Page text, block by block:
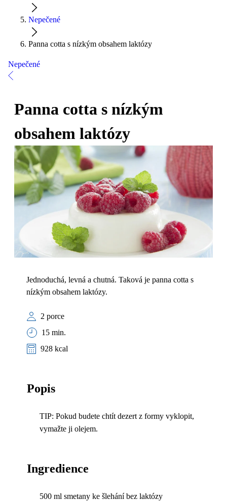
Nepečené
Panna cotta s nízkým obsahem laktózy
Nepečené
Panna cotta s nízkým
obsahem laktózy
Jednoduchá, levná a chutná. Taková je panna cotta s
nízkým obsahem laktózy.
2 porce
15 min.
928 kcal
Popis
TIP: Pokud budete chtít dezert z formy vyklopit,
vymažte ji olejem.
Ingredience
500 ml smetany ke šlehání bez laktózy